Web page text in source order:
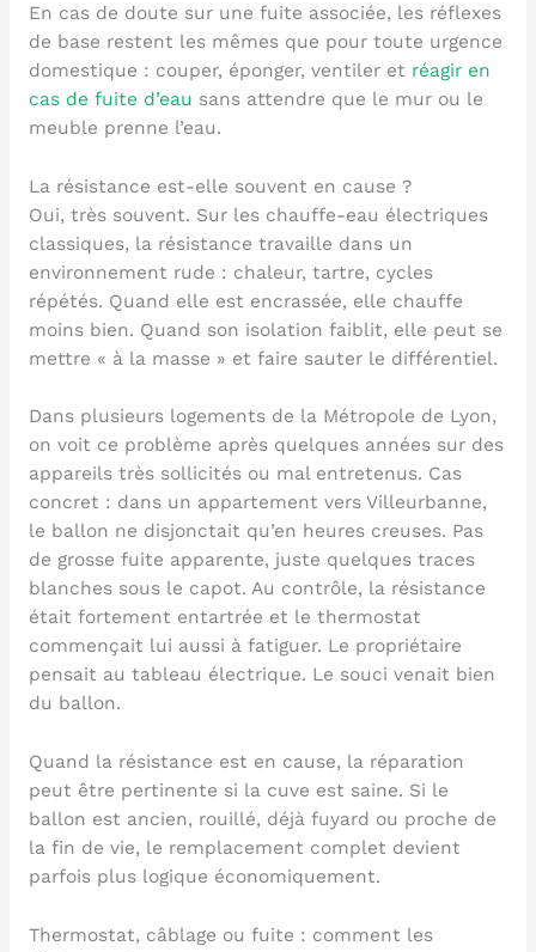
En cas de doute sur une fuite associée, les réflexes
de base restent les mêmes que pour toute urgence
domestique : couper, éponger, ventiler et réagir en
cas de fuite d’eau sans attendre que le mur ou le
meuble prenne l’eau.
La résistance est-elle souvent en cause ?
Oui, très souvent. Sur les chauffe-eau électriques
classiques, la résistance travaille dans un
environnement rude : chaleur, tartre, cycles
répétés. Quand elle est encrassée, elle chauffe
moins bien. Quand son isolation faiblit, elle peut se
mettre « à la masse » et faire sauter le différentiel.
Dans plusieurs logements de la Métropole de Lyon,
on voit ce problème après quelques années sur des
appareils très sollicités ou mal entretenus. Cas
concret : dans un appartement vers Villeurbanne,
le ballon ne disjonctait qu’en heures creuses. Pas
de grosse fuite apparente, juste quelques traces
blanches sous le capot. Au contrôle, la résistance
était fortement entartrée et le thermostat
commençait lui aussi à fatiguer. Le propriétaire
pensait au tableau électrique. Le souci venait bien
du ballon.
Quand la résistance est en cause, la réparation
peut être pertinente si la cuve est saine. Si le
ballon est ancien, rouillé, déjà fuyard ou proche de
la fin de vie, le remplacement complet devient
parfois plus logique économiquement.
Thermostat, câblage ou fuite : comment les